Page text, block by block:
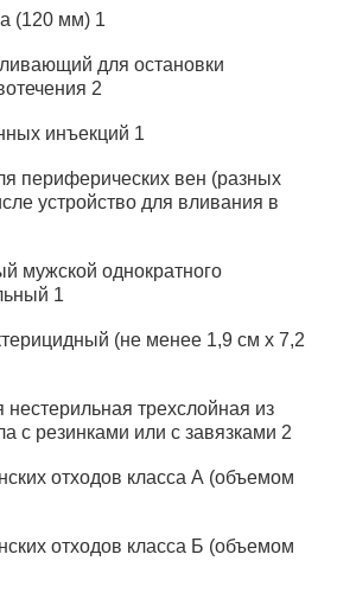
(120 мм) 1
для остановки
2
инъекций 1
периферических вен (разных
устройство для вливания в
мужской однократного
1
(не менее 1,9 см x 7,2
трехслойная из
с резинками или с завязками 2
отходов класса А (объемом
отходов класса Б (объемом